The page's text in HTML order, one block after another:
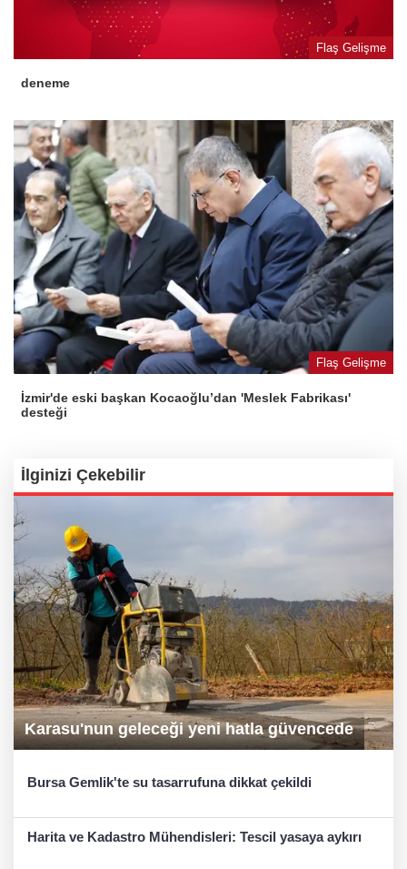
Flaş Gelişme
deneme
Flaş Gelişme
İzmir'de eski başkan Kocaoğlu’dan 'Meslek Fabrikası'
desteği
İlginizi Çekebilir
Karasu'nun geleceği yeni hatla güvencede
Bursa Gemlik'te su tasarrufuna dikkat çekildi
Harita ve Kadastro Mühendisleri: Tescil yasaya aykırı